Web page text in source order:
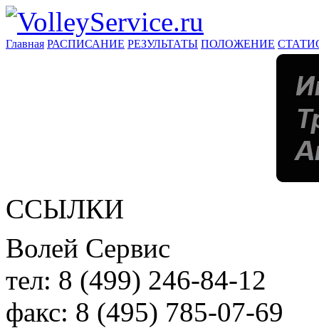
Главная РАСПИСАНИЕ РЕЗУЛЬТАТЫ ПОЛОЖЕНИЕ
ССЫЛКИ
Волей Сервис
тел: 8 (499) 246-84-12
факс: 8 (495) 785-07-69